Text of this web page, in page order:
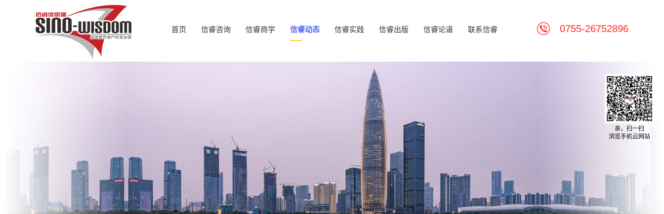
首页 信睿咨询 信睿商学 信睿动态 信睿实践 信睿出版 信睿论道 联系信睿 0755-26752896
亲，扫一扫
浏览手机云网站